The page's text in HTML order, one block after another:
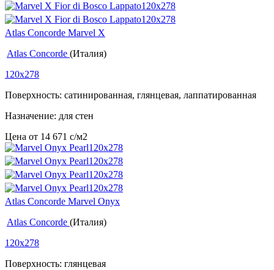
Atlas Concorde Marvel X
Atlas Concorde (Италия)
120x278
Поверхность: сатинированная, глянцевая, лаппатированная
Назначение: для стен
Цена от 14 671 c/м2
Atlas Concorde Marvel Onyx
Atlas Concorde (Италия)
120x278
Поверхность: глянцевая